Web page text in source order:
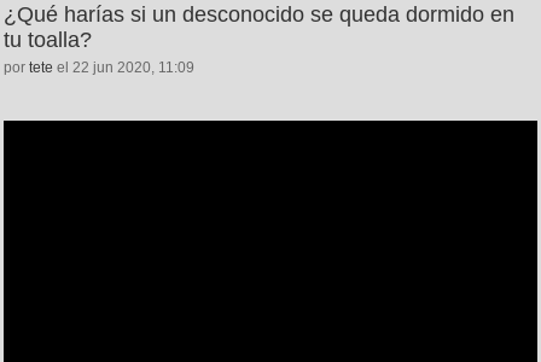
¿Qué harías si un desconocido se queda dormido en
tu toalla?
por tete el 22 jun 2020, 11:09